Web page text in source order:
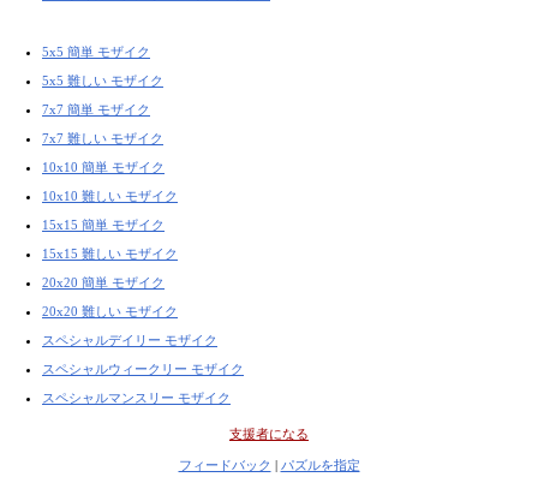
5x5 簡単 モザイク
5x5 難しい モザイク
7x7 簡単 モザイク
7x7 難しい モザイク
10x10 簡単 モザイク
10x10 難しい モザイク
15x15 簡単 モザイク
15x15 難しい モザイク
20x20 簡単 モザイク
20x20 難しい モザイク
スペシャルデイリー モザイク
スペシャルウィークリー モザイク
スペシャルマンスリー モザイク
支援者になる
フィードバック | パズルを指定